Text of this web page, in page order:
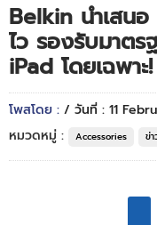
Belkin นำเสน
ไว รองรับมาต
iPad โดยเฉพาะ!
โพสโดย : / วันที่ : 11
หมวดหมู่ :
Accessories ข่